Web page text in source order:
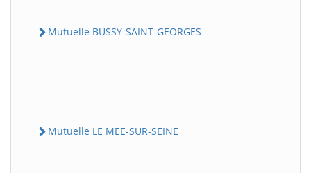
Mutuelle BUSSY-SAINT-GEORGES
Mutuelle LE MEE-SUR-SEINE